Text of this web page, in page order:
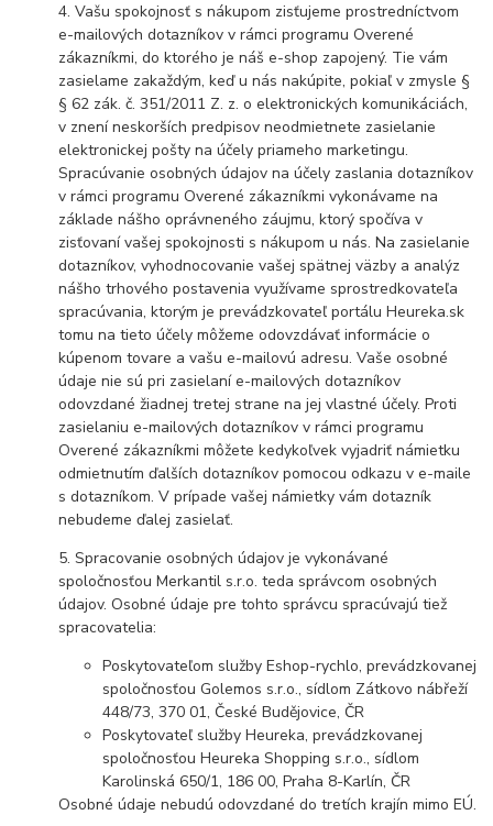
4. Vašu spokojnosť s nákupom zisťujeme prostredníctvom
e-mailových dotazníkov v rámci programu Overené
zákazníkmi, do ktorého je náš e-shop zapojený. Tie vám
zasielame zakaždým, keď u nás nakúpite, pokiaľ v zmysle §
§ 62 zák. č. 351/2011 Z. z. o elektronických komunikáciách,
v znení neskorších predpisov neodmietnete zasielanie
elektronickej pošty na účely priameho marketingu.
Spracúvanie osobných údajov na účely zaslania dotazníkov
v rámci programu Overené zákazníkmi vykonávame na
základe nášho oprávneného záujmu, ktorý spočíva v
zisťovaní vašej spokojnosti s nákupom u nás. Na zasielanie
dotazníkov, vyhodnocovanie vašej spätnej väzby a analýz
nášho trhového postavenia využívame sprostredkovateľa
spracúvania, ktorým je prevádzkovateľ portálu Heureka.sk
tomu na tieto účely môžeme odovzdávať informácie o
kúpenom tovare a vašu e-mailovú adresu. Vaše osobné
údaje nie sú pri zasielaní e-mailových dotazníkov
odovzdané žiadnej tretej strane na jej vlastné účely. Proti
zasielaniu e-mailových dotazníkov v rámci programu
Overené zákazníkmi môžete kedykoľvek vyjadriť námietku
odmietnutím ďalších dotazníkov pomocou odkazu v e-maile
s dotazníkom. V prípade vašej námietky vám dotazník
nebudeme ďalej zasielať.
5. Spracovanie osobných údajov je vykonávané
spoločnosťou Merkantil s.r.o. teda správcom osobných
údajov. Osobné údaje pre tohto správcu spracúvajú tiež
spracovatelia:
Poskytovateľom služby Eshop-rychlo, prevádzkovanej
spoločnosťou Golemos s.r.o., sídlom Zátkovo nábřeží
448/73, 370 01, České Budějovice, ČR
Poskytovateľ služby Heureka, prevádzkovanej
spoločnosťou Heureka Shopping s.r.o., sídlom
Karolinská 650/1, 186 00, Praha 8-Karlín, ČR
Osobné údaje nebudú odovzdané do tretích krajín mimo EÚ.